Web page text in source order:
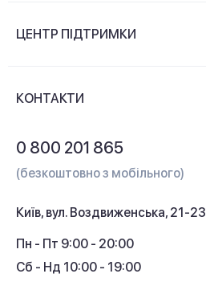
Контакти
ЦЕНТР ПІДТРИМКИ
Кешбек
КОНТАКТИ
0 800 201 865
(безкоштовно з мобільного)
Київ, вул. Воздвиженська, 21-23
Пн - Пт 9:00 - 20:00
Сб - Нд 10:00 - 19:00